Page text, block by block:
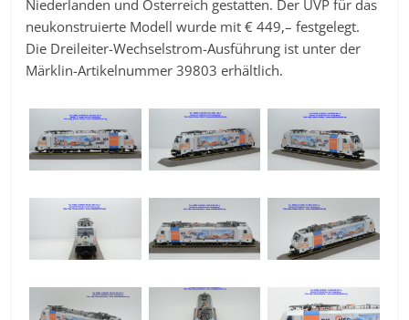
Niederlanden und Österreich gestatten. Der UVP für das
neukonstruierte Modell wurde mit € 449,– festgelegt.
Die Dreileiter-Wechselstrom-Ausführung ist unter der
Märklin-Artikelnummer 39803 erhältlich.